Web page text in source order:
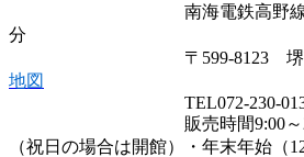
南海電鉄高野線「北野
分
〒599-8123 堺市東区
地図
TEL072-230-
販売時間9:00～20:00
（祝日の場合は開館）・年末年始（